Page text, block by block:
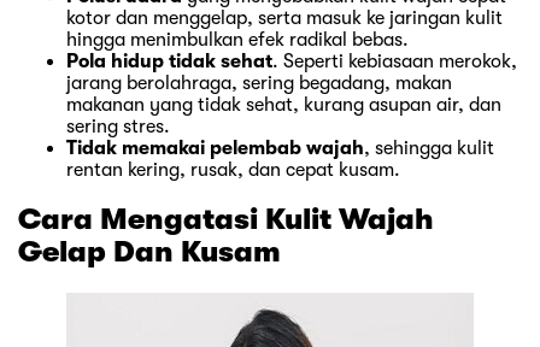
kotor dan menggelap, serta masuk ke jaringan kulit
hingga menimbulkan efek radikal bebas.
Pola hidup tidak sehat. Seperti kebiasaan merokok,
jarang berolahraga, sering begadang, makan
makanan yang tidak sehat, kurang asupan air, dan
sering stres.
Tidak memakai pelembab wajah, sehingga kulit
rentan kering, rusak, dan cepat kusam.
Cara Mengatasi Kulit Wajah
Gelap Dan Kusam